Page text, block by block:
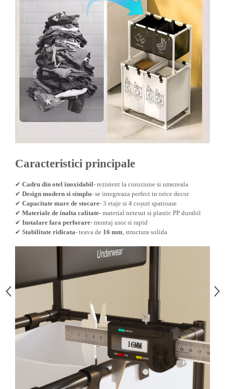
Masini de cusut si accesorii
Articole antidaunatori gradina
Sere si solarii
Suflante si aspiratoare exterior
Unelte altoit
Unelte manuale de gradina -
Folie si plase pt plante
Pentru Casa si Camping
Aragaze, plite, piese butelii de
voiaj
Accesorii aragaze & butelii
Butelii
Gratare
Pirostrii si accesorii pentru gatit
Iluminat & electrice
Prelungitoare & cabluri electrice
Coliere plastic
Conectori/doze
Corpuri de iluminat
Lumina de crestere pentru plante
Caracteristici principale
✔ Cadru din otel inoxidabil- rezistent la coroziune si umezeala
✔ Design modern si simplu- se integreaza perfect in orice decor
✔ Capacitate mare de stocare- 3 etaje si 4 coșuri spatioase
✔ Materiale de inalta calitate- material netesut si plastic PP durabil
✔ Instalare fara perforare- montaj usor si rapid
✔ Stabilitate ridicata- teava de 16 mm, structura solida